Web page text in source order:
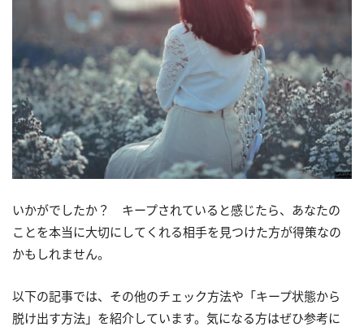
いかがでしたか？ キープされていると感じたら、あなたの
ことを本当に大切にしてくれる相手を見つけた方が得策なの
かもしれません。
以下の記事では、その他のチェック方法や「キープ状態から
脱け出す方法」を紹介しています。気になる方はぜひ参考に